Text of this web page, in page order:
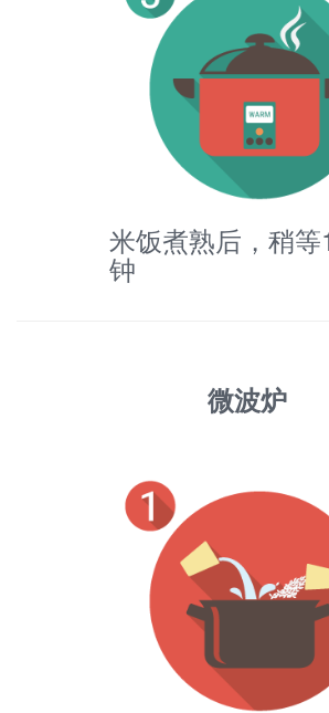
米饭煮熟后，稍等
钟
微波炉